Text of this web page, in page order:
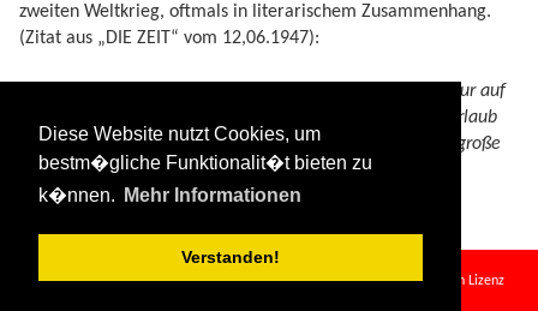
Diese Website nutzt Cookies, um
bestm�gliche Funktionalit�t bieten zu
k�nnen.
Mehr Informationen
Verstanden!
zweiten Weltkrieg, oftmals in literarischem Zusammenhang.
(Zitat aus „DIE ZEIT“ vom 12,06.1947):
Sie stellt ein Mädchen dar , das – wie dies nicht immer nur auf
dem Theater möglich – heute noch ein Flittchen , mit Verlaub
gesagt , aber morgen eine großbürgerliche Gattin , eine große
Dame ist.
· Zuletzt geändert:2024/08/11 09:34
Falls nicht anders bezeichnet, ist der Inhalt dieses Wikis unter der folgenden Lizenz